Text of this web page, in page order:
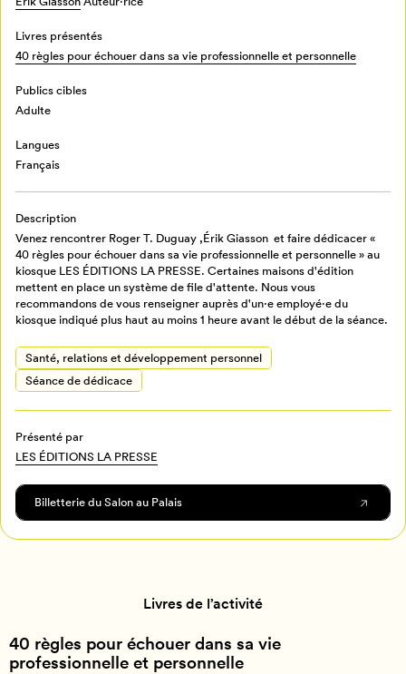
Programmation
Billetterie
Livres présentés
40 règles pour échouer dans sa vie professionnelle et personnelle
Publics cibles
Adulte
Langues
Français
Description
Venez rencontrer Roger T. Duguay ,Érik Giasson et faire dédicacer «
40 règles pour échouer dans sa vie professionnelle et personnelle » au
kiosque LES ÉDITIONS LA PRESSE. Certaines maisons d'édition
mettent en place un système de file d'attente. Nous vous
recommandons de vous renseigner auprès d'un·e employé·e du
kiosque indiqué plus haut au moins 1 heure avant le début de la séance.
Santé, relations et développement personnel
Séance de dédicace
Présenté par
LES ÉDITIONS LA PRESSE
Billetterie du Salon au Palais
Livres de l’activité
40 règles pour échouer dans sa vie
professionnelle et personnelle
Pour enregistrer vos favoris,
connectez-vous ou créez votre profil
Se connecter